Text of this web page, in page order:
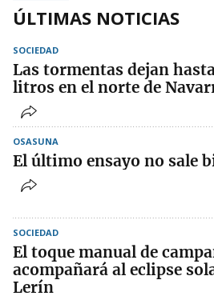
ÚLTIMAS NOTICIAS
SOCIEDAD
Las tormentas dejan
litros en el norte de
OSASUNA
El último ensayo no sale
SOCIEDAD
El toque manual de
acompañará al eclipse
Lerín